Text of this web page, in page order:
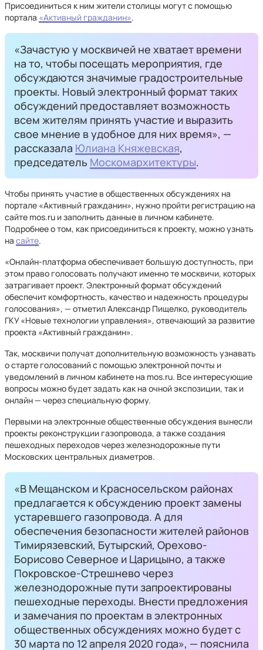
Присоединиться к ним жители столицы могут с помощью
портала «Активный гражданин».
«Зачастую у москвичей не хватает времени
на то, чтобы посещать мероприятия, где
обсуждаются значимые градостроительные
проекты. Новый электронный формат таких
обсуждений предоставляет возможность
всем жителям принять участие и выразить
свое мнение в удобное для них время», —
рассказала Юлиана Княжевская,
председатель Москомархитектуры.
Чтобы принять участие в общественных обсуждениях на
портале «Активный гражданин», нужно пройти регистрацию на
сайте mos.ru и заполнить данные в личном кабинете.
Подробнее о том, как присоединиться к проекту, можно узнать
на сайте.
«Онлайн-платформа обеспечивает большую доступность, при
этом право голосовать получают именно те москвичи, которых
затрагивает проект. Электронный формат обсуждений
обеспечит комфортность, качество и надежность процедуры
голосования», — отметил Александр Пищелко, руководитель
ГКУ «Новые технологии управления», отвечающий за развитие
проекта «Активный гражданин».
Так, москвичи получат дополнительную возможность узнавать
о старте голосований с помощью электронной почты и
уведомлений в личном кабинете на mos.ru. Все интересующие
вопросы можно будет задать как на очной экспозиции, так и
онлайн — через специальную форму.
Первыми на электронные общественные обсуждения вынесли
проекты реконструкции газопровода, а также создания
пешеходных переходов через железнодорожные пути
Московских центральных диаметров.
«В Мещанском и Красносельском районах
предлагается к обсуждению проект замены
устаревшего газопровода. А для
обеспечения безопасности жителей районов
Тимирязевский, Бутырский, Орехово-
Борисово Северное и Царицыно, а также
Покровское-Стрешнево через
железнодорожные пути запроектированы
пешеходные переходы. Внести предложения
и замечания по проектам в электронных
общественных обсуждениях можно будет с
30 марта по 12 апреля 2020 года», — пояснила